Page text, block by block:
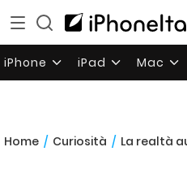
iPhone iPad Mac
Home / Curiosità / La realtà